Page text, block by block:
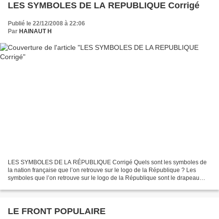
LES SYMBOLES DE LA REPUBLIQUE Corrigé
Publié le 22/12/2008 à 22:06
Par HAINAUT H
LES SYMBOLES DE LA RÉPUBLIQUE Corrigé Quels sont les symboles de
la nation française que l’on retrouve sur le logo de la République ? Les
symboles que l’on retrouve sur le logo de la République sont le drapeau
LE FRONT POPULAIRE